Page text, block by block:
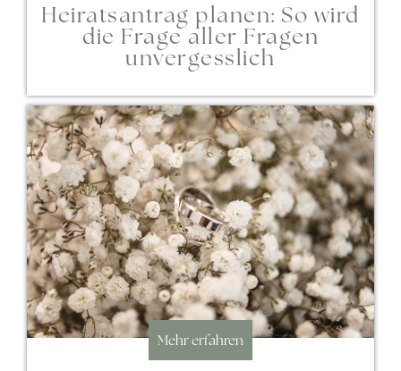
Heiratsantrag planen: So wird
die Frage aller Fragen
unvergesslich
Mehr erfahren